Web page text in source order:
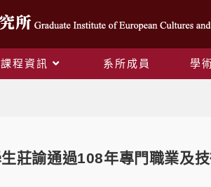
課程資訊 系所成員 學
莊諭通過108年專門職業及